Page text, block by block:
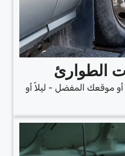
الطوارئ
موقعك المفضل - ليلاً أو